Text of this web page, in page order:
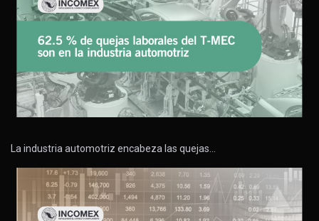
La industria automotriz encabeza las quejas…